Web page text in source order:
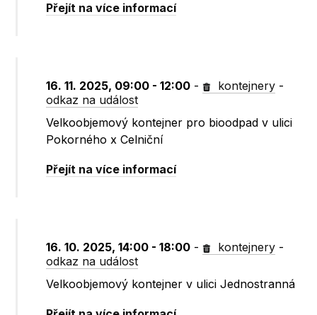
Přejít na více informací
16. 11. 2025, 09:00 - 12:00 - kontejnery -
odkaz na událost
Velkoobjemový kontejner pro bioodpad v ulici
Pokorného x Celniční
Přejít na více informací
16. 10. 2025, 14:00 - 18:00 - kontejnery -
odkaz na událost
Velkoobjemový kontejner v ulici Jednostranná